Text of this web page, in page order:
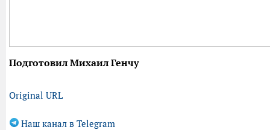
Подготовил Михаил Генчу
Original URL
Наш канал в Telegram